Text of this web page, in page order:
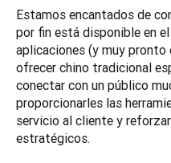
Estamos encantados de
por fin está disponible en
aplicaciones (y muy
ofrecer chino tradicional
conectar con un público
proporcionarles las
servicio al cliente y
estratégicos.